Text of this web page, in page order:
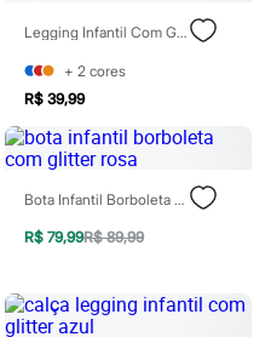
Legging Infantil Com Glitter Vinho
+ 2 cores
R$ 39,99
Bota Infantil Borboleta Com Glitter Rosa
R$ 79,99R$ 89,99